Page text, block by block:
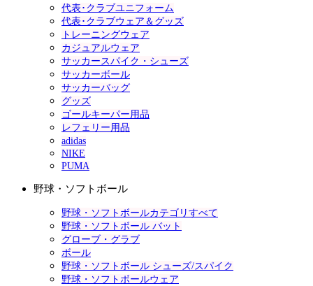
代表･クラブユニフォーム
代表･クラブウェア＆グッズ
トレーニングウェア
カジュアルウェア
サッカースパイク・シューズ
サッカーボール
サッカーバッグ
グッズ
ゴールキーパー用品
レフェリー用品
adidas
NIKE
PUMA
野球・ソフトボール
野球・ソフトボールカテゴリすべて
野球・ソフトボール バット
グローブ・グラブ
ボール
野球・ソフトボール シューズ/スパイク
野球・ソフトボールウェア